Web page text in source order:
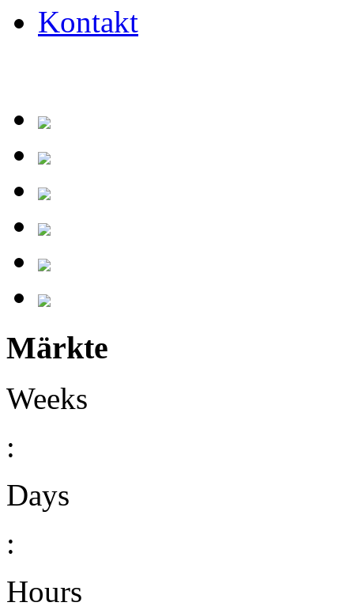
Kontakt
Märkte
Weeks
:
Days
:
Hours